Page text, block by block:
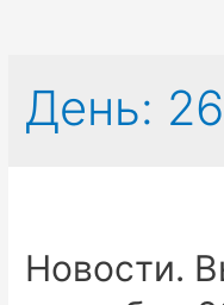
День:
Новости.